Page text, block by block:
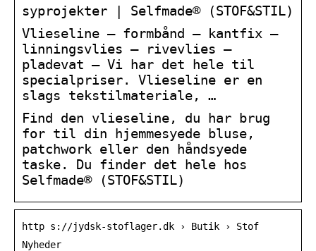
syprojekter | Selfmade® (STOF&STIL)
Vlieseline – formbånd – kantfix –
linningsvlies – rivevlies –
pladevat – Vi har det hele til
specialpriser. Vlieseline er en
slags tekstilmateriale, …
Find den vlieseline, du har brug
for til din hjemmesyede bluse,
patchwork eller den håndsyede
taske. Du finder det hele hos
Selfmade® (STOF&STIL)
http s://jydsk-stoflager.dk › Butik › Stof
Nyheder